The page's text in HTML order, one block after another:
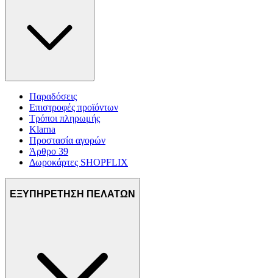
Παραδόσεις
Επιστροφές προϊόντων
Τρόποι πληρωμής
Klarna
Προστασία αγορών
Άρθρο 39
Δωροκάρτες SHOPFLIX
ΕΞΥΠΗΡΕΤΗΣΗ ΠΕΛΑΤΩΝ